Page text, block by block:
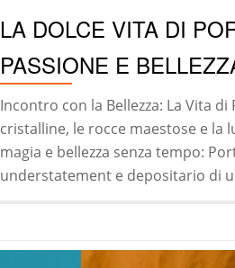
LA DOLCE VITA DI
PASSIONE E
Incontro con la Bellezza: La Vita
cristalline, le rocce maestose e la
magia e bellezza senza tempo:
understatement e depositario di